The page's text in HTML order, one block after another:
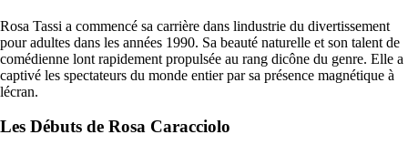
Rosa Tassi a commencé sa carrière dans lindustrie du divertissement
pour adultes dans les années 1990. Sa beauté naturelle et son talent de
comédienne lont rapidement propulsée au rang dicône du genre. Elle a
captivé les spectateurs du monde entier par sa présence magnétique à
lécran.
Les Débuts de Rosa Caracciolo